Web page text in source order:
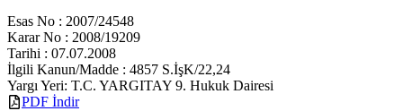
Esas No : 2007/24548
Karar No : 2008/19209
Tarihi : 07.07.2008
İlgili Kanun/Madde : 4857 S.İşK/22,24
Yargı Yeri: T.C. YARGITAY 9. Hukuk Dairesi
PDF İndir